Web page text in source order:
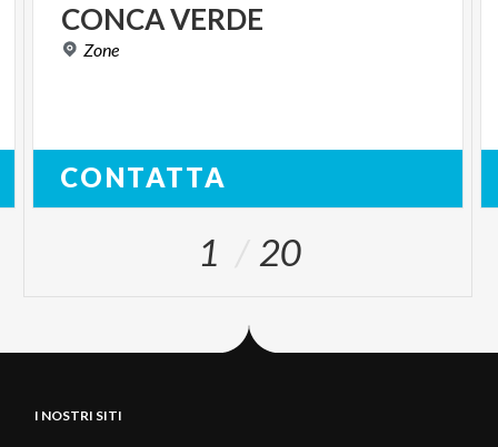
CONCAVERDE
Zone
CONTATTA
1 20
I NOSTRI SITI